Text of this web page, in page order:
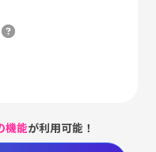
機能が利用可能！